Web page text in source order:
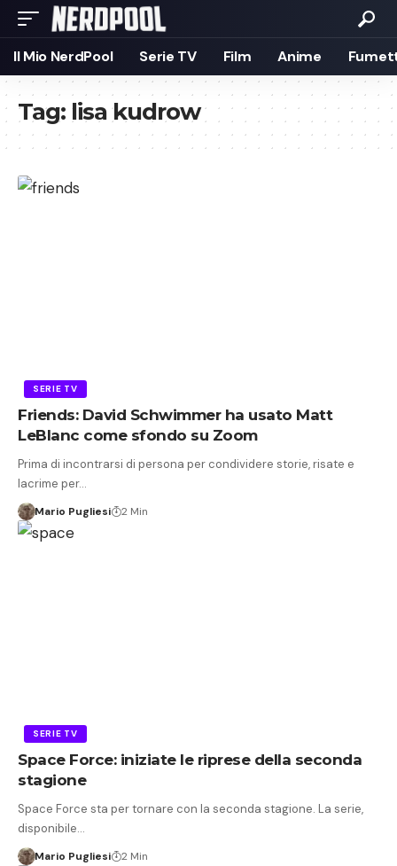
Il Mio NerdPool Serie TV Film Anime
Tag: lisa kudrow
SERIE TV
Friends: David Schwimmer ha usato Matt
LeBlanc come sfondo su Zoom
Prima di incontrarsi di persona per condividere storie, risate e
lacrime per…
Mario Pugliesi 2 Min
SERIE TV
Space Force: iniziate le riprese della seconda
stagione
Space Force sta per tornare con la seconda stagione. La serie,
disponibile…
Mario Pugliesi 2 Min